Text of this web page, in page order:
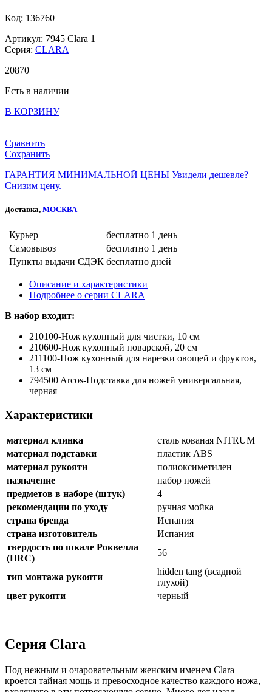
Код: 136760
Артикул: 7945 Clara 1
Серия: CLARA
20870
Есть в наличии
В КОРЗИНУ
Сравнить
Сохранить
ГАРАНТИЯ МИНИМАЛЬНОЙ ЦЕНЫ Увидели дешевле?
Снизим цену.
Доставка, МОСКВА
Курьер бесплатно 1 день
Самовывоз
бесплатно 1 день
Пункты выдачи СДЭК бесплатно дней
Описание и характеристики
Подробнее о серии CLARA
В набор входит:
210100-Нож кухонный для чистки, 10 см
210600-Нож кухонный поварской, 20 см
211100-Нож кухонный для нарезки овощей и фруктов,
13 см
794500 Arcos-Подставка для ножей универсальная,
черная
Характеристики
материал клинка
сталь кованая NITRUM
материал подставки
пластик ABS
материал рукояти
полиоксиметилен
назначение
набор ножей
предметов в наборе (штук)
4
рекомендации по уходу
ручная мойка
страна бренда
Испания
страна изготовитель
Испания
твердость по шкале Роквелла
(HRC)
56
тип монтажа рукояти
hidden tang (всадной
глухой)
цвет рукояти
черный
Серия Clara
Под нежным и очаровательным женским именем Clara
кроется тайная мощь и превосходное качество каждого ножа,